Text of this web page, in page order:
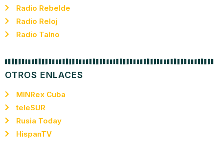
Radio Rebelde
Radio Reloj
Radio Taíno
OTROS ENLACES
MINRex Cuba
teleSUR
Rusia Today
HispanTV